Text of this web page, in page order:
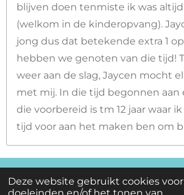
Deze website gebruikt cookies
blijven doen tenmiste ik was
(welkom in de kinderopvang).
jong dus dat betekende extra 1
hebben we genoten van die tijd!
weer aan de slag, Jaycen mocht
met mij. In die tijd begonnen aan
die voorbereid is tm 12 jaar waar
tijd voor aan het maken ben om
© 2022 - 2025 www.michos.nl